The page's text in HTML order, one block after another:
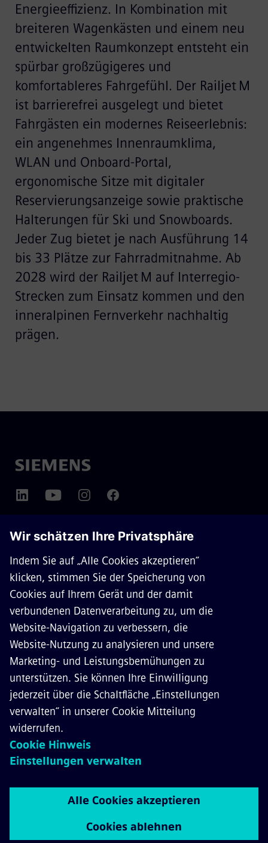
Energieeffizienz. In Kombination mit
breiteren Wagenkästen und einem neu
entwickelten Raumkonzept entsteht ein
spürbar großzügigeres und
komfortableres Fahrgefühl. Der Railjet M
ist barrierefrei ausgelegt und bietet
Fahrgästen ein modernes Reiseerlebnis:
ein angenehmes Innenraumklima,
WLAN und Onboard-Portal,
ergonomische Sitze mit digitaler
Reservierungsanzeige sowie praktische
Halterungen für Ski und Snowboards.
Jeder Zug bietet je nach Ausführung 14
bis 33 Plätze zur Fahrradmitnahme. Ab
2028 wird der Railjet M auf Interregio-
Strecken zum Einsatz kommen und den
inneralpinen Fernverkehr nachhaltig
prägen.
ÜBER SIEMENS MOBILITY
KONTAKT
KARRIERE
© Siemens Mobility2026
Datenschutz
Cookie Richtlinien
Digitales Zertifikat